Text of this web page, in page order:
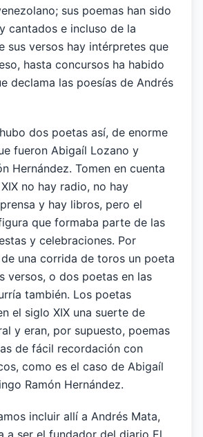
sus poemas han sido
cantados e incluso de la
sus versos hay intérpretes que
hasta concursos ha habido
declama las poesías de Andrés
dos poetas así, de enorme
fueron Abigaíl Lozano y
Hernández. Tomen en cuenta
no hay radio, no hay
y hay libros, pero el
que formaba parte de las
y celebraciones. Por
una corrida de toros un poeta
versos, o dos poetas en las
también. Los poetas
el siglo XIX una suerte de
y eran, por supuesto, poemas
de fácil recordación con
como es el caso de Abigaíl
Ramón Hernández.
incluir allí a Andrés Mata,
a ser el fundador del diario El